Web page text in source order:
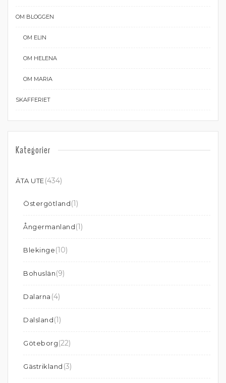
OM BLOGGEN
OM ELIN
OM HELENA
OM MARIA
SKAFFERIET
Kategorier
ÄTA UTE(434)
Östergötland(1)
Ångermanland(1)
Blekinge(10)
Bohuslän(9)
Dalarna (4)
Dalsland(1)
Göteborg(22)
Gästrikland (3)